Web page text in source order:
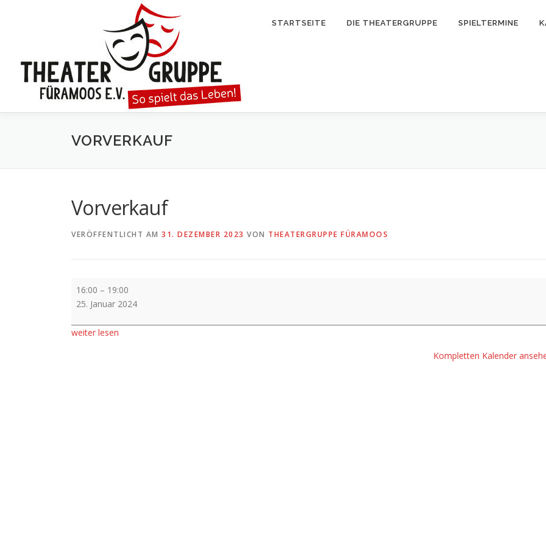
STARTSEITE DIE THEATERGRUPPE SPIELTERMINE
VORVERKAUF
Vorverkauf
VERÖFFENTLICHT AM 31. DEZEMBER 2023 VON THEATERGRUPPE FÜRAMOOS
Vorverkauf
16:00 – 19:00
25. Januar 2024
weiter lesen
Kompletten Kalender